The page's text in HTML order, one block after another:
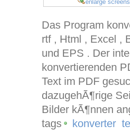
enlarge
Das Program
rtf , Html , Excel ,
und EPS . Der
konvertierenden
Text im PDF
dazugehÃ¶rige
Bilder kÃ¶nnen
tags
konverter